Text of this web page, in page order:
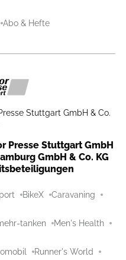
Abo & Hefte
Stuttgart GmbH & Co.
Presse Stuttgart GmbH
GmbH & Co. KG
BikeX Caravaning
tanken Men's Health
Runner's World